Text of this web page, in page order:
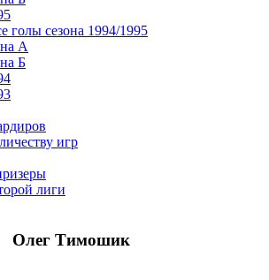
голы сезона 1994/1995
А
Б
игр
лиги
Олег Тимошик